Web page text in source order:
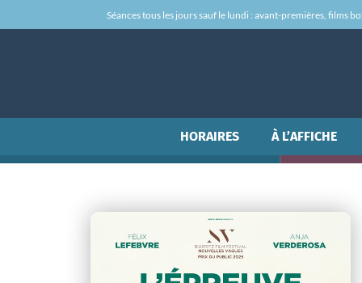
Séances tous les jours sauf le lundi : avant-premières, films
HORAIRES À L’AFFICHE